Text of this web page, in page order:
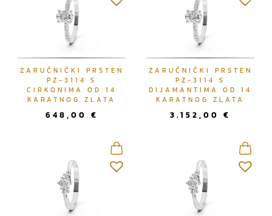
ZARUČNIČKI PRSTEN
PZ-3114 S
CIRKONIMA OD 14
KARATNOG ZLATA
648,00 €
ZARUČNIČKI PRSTEN
PZ-3114 S
DIJAMANTIMA OD 14
KARATNOG ZLATA
3.152,00 €